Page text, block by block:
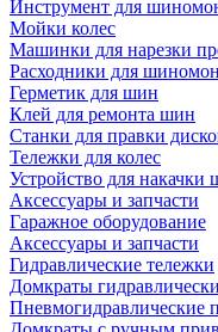
Инструмент для
Мойки колес
Машинки для нарезки
Расходники для
Герметик для шин
Клей для ремонта шин
Станки для правки
Тележки для колес
Устройство для накачки
Аксессуары и запчасти
Гаражное оборудование
Аксессуары и запчасти
Гидравлические тележки
Домкраты
Пневмогидравлические